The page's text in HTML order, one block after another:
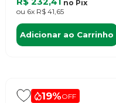
no Pix
ou 6x R$ 41,65
Adicionar ao Carrinho
19%OFF